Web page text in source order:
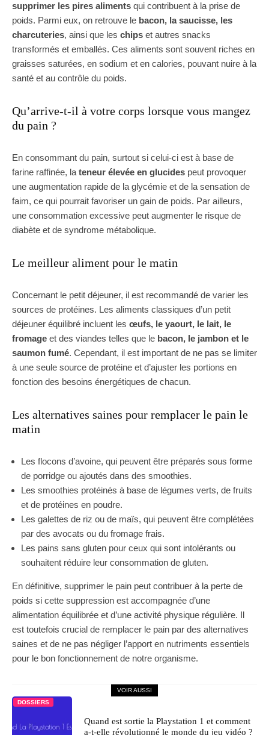
supprimer les pires aliments qui contribuent à la prise de
poids. Parmi eux, on retrouve le bacon, la saucisse, les
charcuteries, ainsi que les chips et autres snacks
transformés et emballés. Ces aliments sont souvent riches en
graisses saturées, en sodium et en calories, pouvant nuire à la
santé et au contrôle du poids.
Qu’arrive-t-il à votre corps lorsque vous mangez
du pain ?
En consommant du pain, surtout si celui-ci est à base de
farine raffinée, la teneur élevée en glucides peut provoquer
une augmentation rapide de la glycémie et de la sensation de
faim, ce qui pourrait favoriser un gain de poids. Par ailleurs,
une consommation excessive peut augmenter le risque de
diabète et de syndrome métabolique.
Le meilleur aliment pour le matin
Concernant le petit déjeuner, il est recommandé de varier les
sources de protéines. Les aliments classiques d’un petit
déjeuner équilibré incluent les œufs, le yaourt, le lait, le
fromage et des viandes telles que le bacon, le jambon et le
saumon fumé. Cependant, il est important de ne pas se limiter
à une seule source de protéine et d’ajuster les portions en
fonction des besoins énergétiques de chacun.
Les alternatives saines pour remplacer le pain le
matin
Les flocons d’avoine, qui peuvent être préparés sous forme
de porridge ou ajoutés dans des smoothies.
Les smoothies protéinés à base de légumes verts, de fruits
et de protéines en poudre.
Les galettes de riz ou de maïs, qui peuvent être complétées
par des avocats ou du fromage frais.
Les pains sans gluten pour ceux qui sont intolérants ou
souhaitent réduire leur consommation de gluten.
En définitive, supprimer le pain peut contribuer à la perte de
poids si cette suppression est accompagnée d’une
alimentation équilibrée et d’une activité physique régulière. Il
est toutefois crucial de remplacer le pain par des alternatives
saines et de ne pas négliger l’apport en nutriments essentiels
pour le bon fonctionnement de notre organisme.
VOIR AUSSI
DOSSIERS
Quand est sortie la Playstation 1 et comment
a-t-elle révolutionné le monde du jeu vidéo ?